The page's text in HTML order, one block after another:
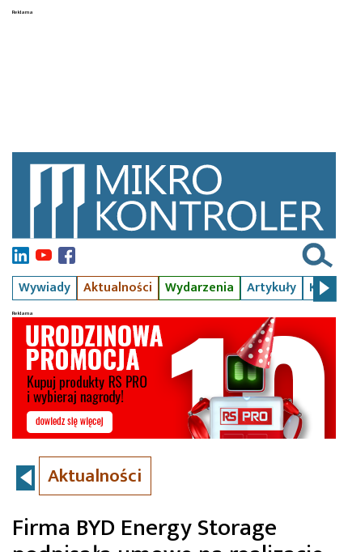
Wywiady Aktualności Wydarzenia Artykuły Kursy
Aktualności
Firma BYD Energy Storage